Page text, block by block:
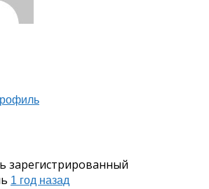
зарегистрированный
1 год назад